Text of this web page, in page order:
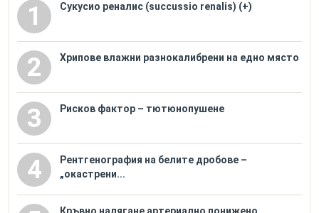
1 Сукусио реналис (succussio renalis) (+)
2 Хрипове влажни разнокалибрени на едно място
3 Рисков фактор – тютюнопушене
4
Рентгенография на белите дробове –
„окастрени...